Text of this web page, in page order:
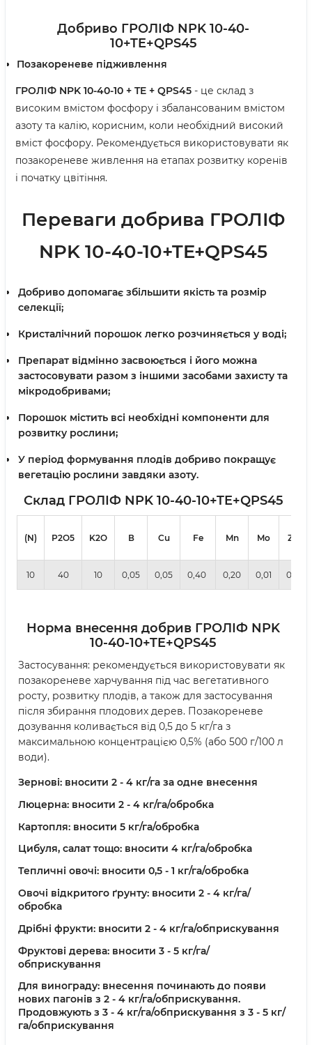
Добриво ГРОЛІФ NPK 10-40-
10+TE+QPS45
Позакореневе підживлення
ГРОЛІФ NPK 10-40-10 + TE + QPS45 - це склад з
високим вмістом фосфору і збалансованим вмістом
азоту та калію, корисним, коли необхідний високий
вміст фосфору. Рекомендується використовувати як
позакореневе живлення на етапах розвитку коренів
і початку цвітіння.
Переваги добрива ГРОЛІФ
NPK 10-40-10+TE+QPS45
Добриво допомагає збільшити якість та розмір
селекції;
Кристалічний порошок легко розчиняється у воді;
Препарат відмінно засвоюється і його можна
застосовувати разом з іншими засобами захисту та
мікродобривами;
Порошок містить всі необхідні компоненти для
розвитку рослини;
У період формування плодів добриво покращує
вегетацію рослини завдяки азоту.
Склад ГРОЛІФ NPK 10-40-10+TE+QPS45
(N) Р2О5 K2O В Cu Fe Mn Mo Zn
10 40 10 0,05 0,05 0,40 0,20 0,01 0,4
Норма внесення добрив ГРОЛІФ NPK
10-40-10+TE+QPS45
Застосування: рекомендується використовувати як
позакореневе харчування під час вегетативного
росту, розвитку плодів, а також для застосування
після збирання плодових дерев. Позакореневе
дозування коливається від 0,5 до 5 кг/га з
максимальною концентрацією 0,5% (або 500 г/100 л
води).
Зернові: вносити 2 - 4 кг/га за одне внесення
Люцерна: вносити 2 - 4 кг/га/обробка
Картопля: вносити 5 кг/га/обробка
Цибуля, салат тощо: вносити 4 кг/га/обробка
Тепличні овочі: вносити 0,5 - 1 кг/га/обробка
Овочі відкритого ґрунту: вносити 2 - 4 кг/га/
обробка
Дрібні фрукти: вносити 2 - 4 кг/га/обприскування
Фруктові дерева: вносити 3 - 5 кг/га/
обприскування
Для винограду: внесення починають до появи
нових пагонів з 2 - 4 кг/га/обприскування.
Продовжують з 3 - 4 кг/га/обприскування з 3 - 5 кг/
га/обприскування